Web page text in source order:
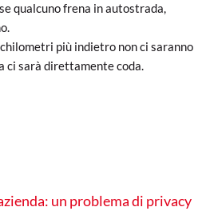
qualcuno frena in autostrada,
più indietro non ci saranno
ci sarà direttamente coda.
un problema di privacy